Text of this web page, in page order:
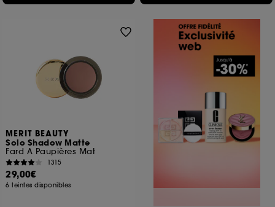
MERIT BEAUTY
Solo Shadow Matte
Fard A Paupières Mat
1315
29,00€
6 teintes disponibles